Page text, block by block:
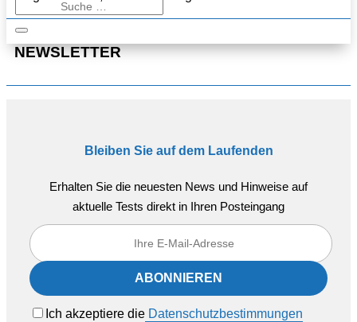
NEWSLETTER
Bleiben Sie auf dem Laufenden
Erhalten Sie die neuesten News und Hinweise auf
aktuelle Tests direkt in Ihren Posteingang
Ich akzeptiere die Datenschutzbestimmungen